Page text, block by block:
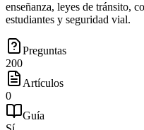
enseñanza, leyes de tránsito,
estudiantes y seguridad vial.
Preguntas
200
Artículos
0
Guía